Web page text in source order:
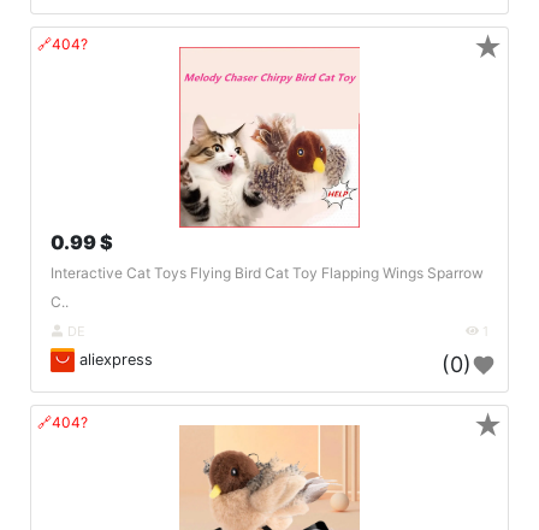
🔗404?
0.99 $
Interactive Cat Toys Flying Bird Cat Toy Flapping Wings Sparrow
C..
DE 1
aliexpress (0)
★
🔗404? ★